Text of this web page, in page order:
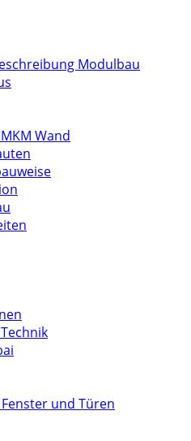
Modulbau
Wand
und Türen